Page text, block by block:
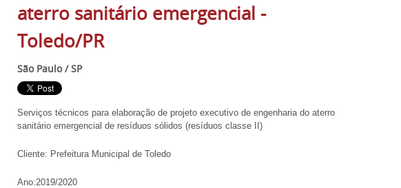
aterro sanitário emergencial -
Toledo/PR
São Paulo / SP
Serviços técnicos para elaboração de projeto executivo de engenharia do aterro
sanitário emergencial de resíduos sólidos (resíduos classe II)
Cliente: Prefeitura Municipal de Toledo
Ano:2019/2020